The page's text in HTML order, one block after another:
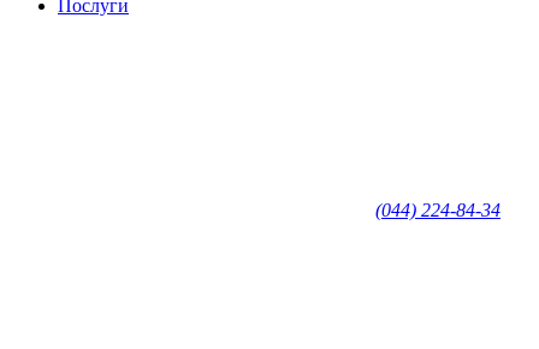
Послуги
(044) 224-84-34